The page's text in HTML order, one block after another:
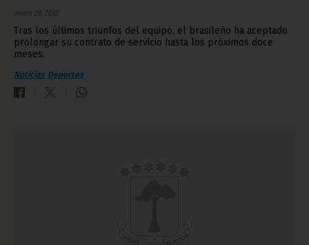
enero 28, 2012
Tras los últimos triunfos del equipo, el brasileño ha aceptado
prolongar su contrato de servicio hasta los próximos doce
meses.
Noticias Deportes